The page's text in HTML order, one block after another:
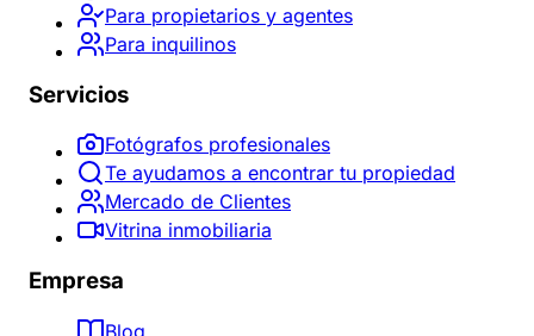
Para propietarios y agentes
Para inquilinos
Servicios
Fotógrafos profesionales
Te ayudamos a encontrar tu propiedad
Mercado de Clientes
Vitrina inmobiliaria
Empresa
Blog